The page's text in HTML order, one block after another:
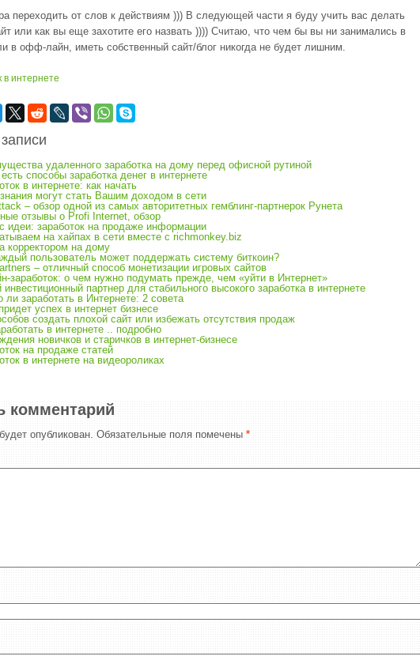
переходить от слов к действиям ))) В следующей части я буду учить вас делать
или как вы еще захотите его назвать )))) Считаю, что чем бы вы ни занимались в
в офф-лайн, иметь собственный сайт/блог никогда не будет лишним.
в интернете
удаленного заработка на дому перед офисной рутиной
есть способы заработка денег в интернете
в интернете: как начать
могут стать Вашим доходом в сети
– обзор одной из самых авторитетных гемблинг-партнерок Рунета
отзывы о Profi Internet, обзор
идеи: заработок на продаже информации
на хайпах в сети вместе с richmonkey.biz
корректором на дому
пользователь может поддержать систему биткоин?
– отличный способ монетизации игровых сайтов
заработок: о чем нужно подумать прежде, чем «уйти в Интернет»
инвестиционный партнер для стабильного высокого заработка в интернете
ли заработать в Интернете: 2 совета
успех в интернет бизнесе
создать плохой сайт или избежать отсутствия продаж
в интернете .. подробно
новичков и старичков в интернет-бизнесе
на продаже статей
в интернете на видеороликах
комментарий
опубликован. Обязательные поля помечены *